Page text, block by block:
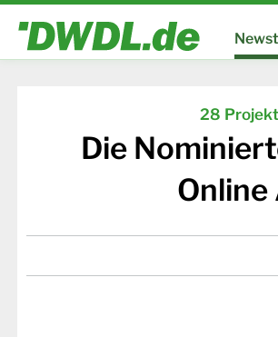
28
Die
Online